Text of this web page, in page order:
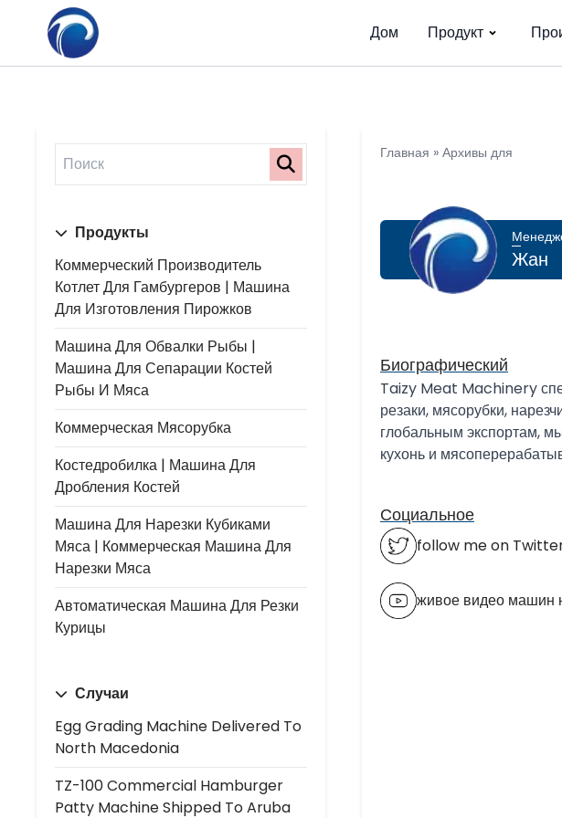
Дом Продукт
Продукты
Коммерческий Производитель
Котлет Для Гамбургеров | Машина
Для Изготовления Пирожков
Машина Для Обвалки Рыбы |
Машина Для Сепарации Костей
Рыбы И Мяса
Коммерческая Мясорубка
Костедробилка | Машина Для
Дробления Костей
Машина Для Нарезки Кубиками
Мяса | Коммерческая Машина Для
Нарезки Мяса
Автоматическая Машина Для Резки
Курицы
Случаи
Egg Grading Machine Delivered To
North Macedonia
TZ-100 Commercial Hamburger
Patty Machine Shipped To Aruba
Главная » Архивы для
Жан
Биографический
Taizy Meat Machinery
резаки, мясорубки,
глобальным экспортам,
кухонь и
Социальное
follow me on
живое видео машин